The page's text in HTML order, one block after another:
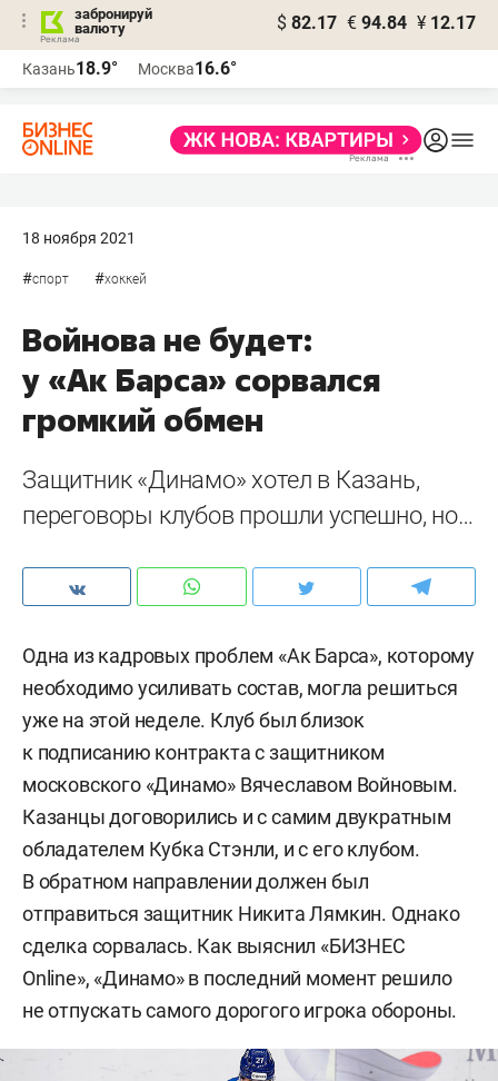
забронируй
валюту
$ 82.17 € 94.84 ¥ 12.17
Казань18.9° Москва16.6°
18 ноября 2021
#спорт #хоккей
Войнова не будет:
у «Ак Барса» сорвался
громкий обмен
Защитник «Динамо» хотел в Казань,
переговоры клубов прошли успешно, но…
Одна из кадровых проблем «Ак Барса», которому
необходимо усиливать состав, могла решиться
уже на этой неделе. Клуб был близок
к подписанию контракта с защитником
московского «Динамо» Вячеславом Войновым.
Казанцы договорились и с самим двукратным
обладателем Кубка Стэнли, и с его клубом.
В обратном направлении должен был
отправиться защитник Никита Лямкин. Однако
сделка сорвалась. Как выяснил «БИЗНЕС
Online», «Динамо» в последний момент решило
не отпускать самого дорогого игрока обороны.